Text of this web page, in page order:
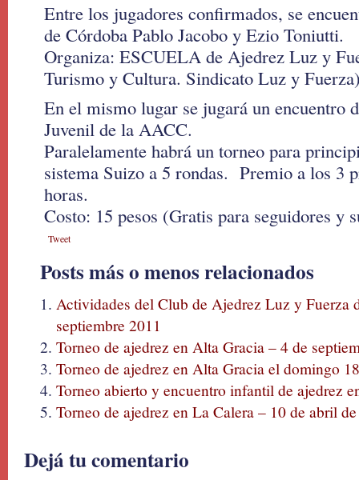
Entre los jugadores confirmados, se
de Córdoba Pablo Jacobo y Ezio Toniutti.
Organiza: ESCUELA de Ajedrez Luz y
Turismo y Cultura. Sindicato Luz y
En el mismo lugar se jugará un encuentro
Juvenil de la AACC.
Paralelamente habrá un torneo para
sistema Suizo a 5 rondas. Premio a los 3
horas.
Costo: 15 pesos (Gratis para seguidores y
Tweet
Posts más o menos relacionados
Actividades del Club de Ajedrez Luz y Fuerza
septiembre 2011
Torneo de ajedrez en Alta Gracia – 4 de
Torneo de ajedrez en Alta Gracia el domingo
Torneo abierto y encuentro infantil de ajedrez
Torneo de ajedrez en La Calera – 10 de abril
Dejá tu comentario